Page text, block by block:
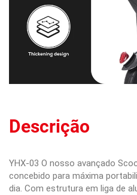
Descrição
YHX-03 O nosso avançado
concebido para máxima
dia. Com estrutura em liga de